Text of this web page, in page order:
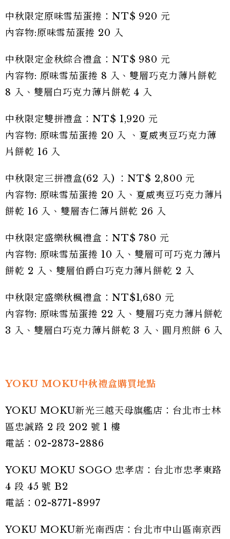
中秋限定原味雪茄蛋捲：NT$ 920 元
內容物:原味雪茄蛋捲 20 入
中秋限定金秋綜合禮盒：NT$ 980 元
內容物: 原味雪茄蛋捲 8 入、雙層巧克力薄片餅乾
8 入、雙層白巧克力薄片餅乾 4 入
中秋限定雙拼禮盒：NT$ 1,920 元
內容物: 原味雪茄蛋捲 20 入 、夏威夷豆巧克力薄
片餅乾 16 入
中秋限定三拼禮盒(62 入) ：NT$ 2,800 元
內容物: 原味雪茄蛋捲 20 入、夏威夷豆巧克力薄片
餅乾 16 入、雙層杏仁薄片餅乾 26 入
中秋限定盛樂秋楓禮盒：NT$ 780 元
內容物: 原味雪茄蛋捲 10 入、雙層可可巧克力薄片
餅乾 2 入、雙層伯爵白巧克力薄片餅乾 2 入
中秋限定盛樂秋楓禮盒：NT$1,680 元
內容物: 原味雪茄蛋捲 22 入、雙層巧克力薄片餅乾
3 入、雙層白巧克力薄片餅乾 3 入、圓月煎餅 6 入
YOKU MOKU中秋禮盒購買地點
YOKU MOKU新光三越天母旗艦店：台北市士林
區忠誠路 2 段 202 號 1 樓
電話：02-2873-2886
YOKU MOKU SOGO 忠孝店：台北市忠孝東路
4 段 45 號 B2
電話：02-8771-8997
YOKU MOKU新光南西店：台北市中山區南京西